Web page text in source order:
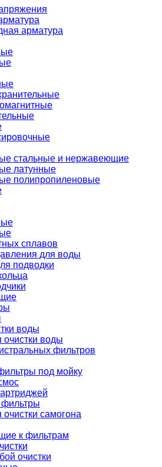
арматура
стальные и нержавеющие
латунные
полипропиленовые
сплавов
для воды
подводки
воды
воды
фильтров
под мойку
самогона
к фильтрам
очистки